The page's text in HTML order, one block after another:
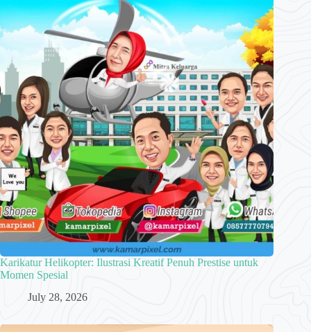
Karikatur Helikopter: Ilustrasi Kreatif Penuh Prestise untuk
Momen Spesial
July 28, 2026